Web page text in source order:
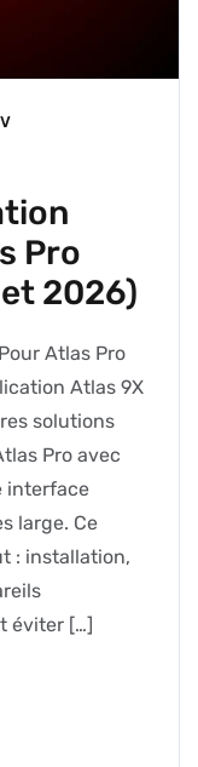
Pro
2026)
Atlas Pro
Atlas 9X
solutions
Pro avec
interface
large. Ce
: installation,
éviter […]